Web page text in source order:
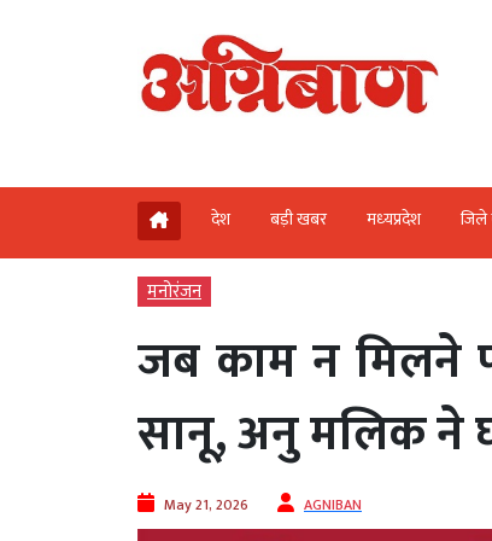
देश बड़ी खबर मध्‍यप्रदेश
मनोरंजन
जब काम न मिलने
सानू, अनु मलिक ने
May 21, 2026 AGNIBAN